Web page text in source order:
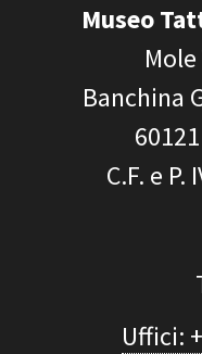
Museo
Banchina
60121
C.F. e P.
Uffici: